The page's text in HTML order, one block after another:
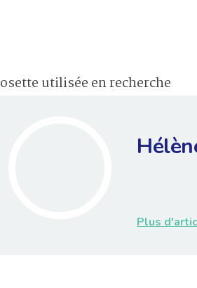
utilisée en recherche
Plus